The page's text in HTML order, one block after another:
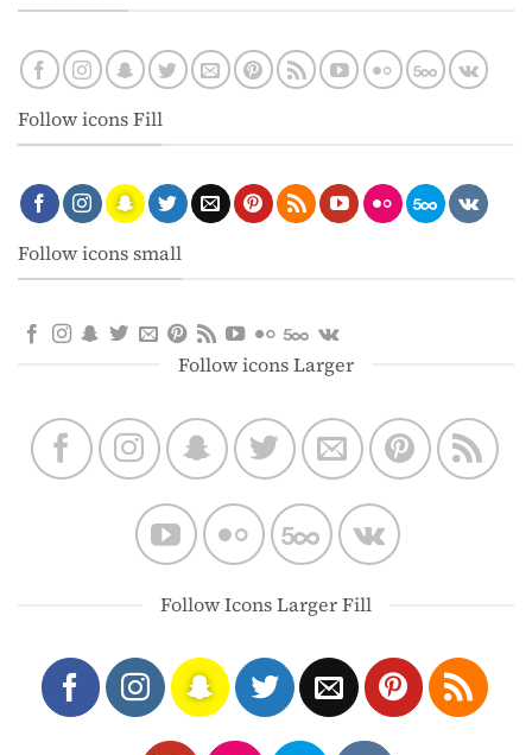
Follow icons Fill
Follow icons small
Follow icons Larger
Follow Icons Larger Fill